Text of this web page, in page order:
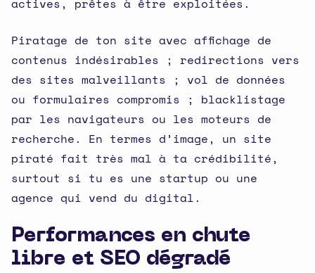
actives, prêtes à être exploitées.
Piratage de ton site avec affichage de
contenus indésirables ; redirections vers
des sites malveillants ; vol de données
ou formulaires compromis ; blacklistage
par les navigateurs ou les moteurs de
recherche. En termes d’image, un site
piraté fait très mal à ta crédibilité,
surtout si tu es une startup ou une
agence qui vend du digital.
Performances en chute
libre et SEO dégradé